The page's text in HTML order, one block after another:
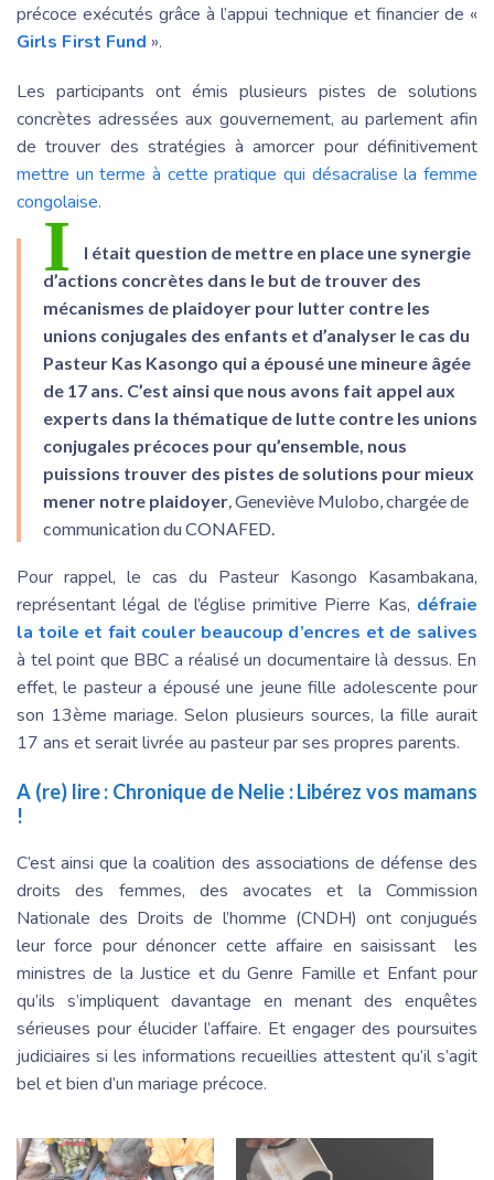
précoce exécutés grâce à l’appui technique et financier de «
Girls First Fund ».
Les participants ont émis plusieurs pistes de solutions
concrètes adressées aux gouvernement, au parlement afin
de trouver des stratégies à amorcer pour définitivement
mettre un terme à cette pratique qui désacralise la femme
congolaise.
I
l était question de mettre en place une synergie
d’actions concrètes dans le but de trouver des
mécanismes de plaidoyer pour lutter contre les
unions conjugales des enfants et d’analyser le cas du
Pasteur Kas Kasongo qui a épousé une mineure âgée
de 17 ans. C’est ainsi que nous avons fait appel aux
experts dans la thématique de lutte contre les unions
conjugales précoces pour qu’ensemble, nous
puissions trouver des pistes de solutions pour mieux
mener notre plaidoyer Geneviève Mulobo, chargée de
communication du CONAFED.
Pour rappel, le cas du Pasteur Kasongo Kasambakana,
représentant légal de l’église primitive Pierre Kas, défraie
la toile et fait couler beaucoup d’encres et de salives
à tel point que BBC a réalisé un documentaire là dessus. En
effet, le pasteur a épousé une jeune fille adolescente pour
son 13ème mariage. Selon plusieurs sources, la fille aurait
17 ans et serait livrée au pasteur par ses propres parents.
A (re) lire : Chronique de Nelie : Libérez vos mamans
!
C’est ainsi que la coalition des associations de défense des
droits des femmes, des avocates et la Commission
Nationale des Droits de l’homme (CNDH) ont conjugués
leur force pour dénoncer cette affaire en saisissant les
ministres de la Justice et du Genre Famille et Enfant pour
qu’ils s’impliquent davantage en menant des enquêtes
sérieuses pour élucider l’affaire. Et engager des poursuites
judiciaires si les informations recueillies attestent qu’il s’agit
bel et bien d’un mariage précoce.